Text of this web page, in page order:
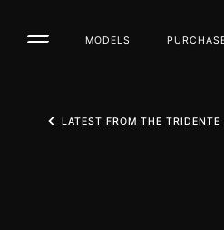
MODELS
LATEST FROM THE TRIDENTE